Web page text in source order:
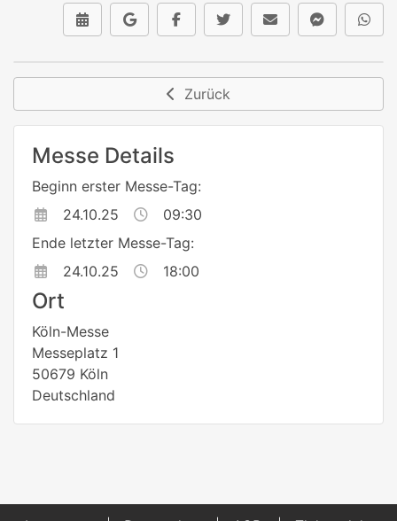
Zurück
Messe Details
Beginn erster Messe-Tag:
24.10.25
09:30
Ende letzter Messe-Tag:
24.10.25
18:00
Ort
Köln-Messe
Messeplatz 1
50679 Köln
Deutschland